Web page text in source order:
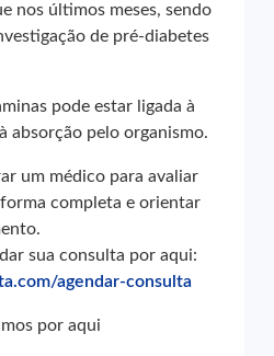
nos últimos meses, sendo
de pré-diabetes
pode estar ligada à
absorção pelo organismo.
um médico para avaliar
forma completa e orientar
sua consulta por aqui:
agendar-consulta
por aqui